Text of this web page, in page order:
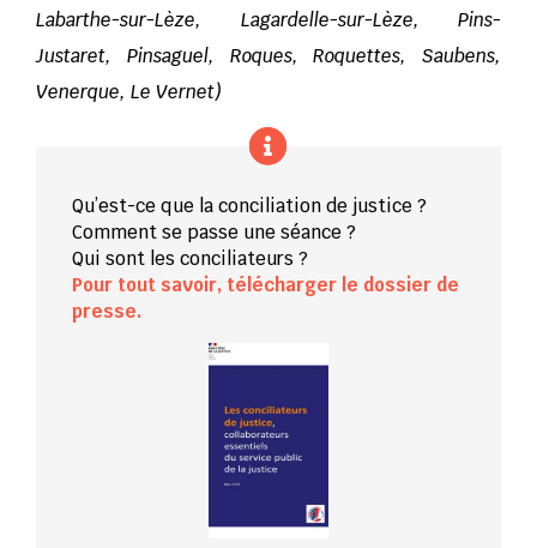
Labarthe-sur-Lèze, Lagardelle-sur-Lèze, Pins-
Justaret, Pinsaguel, Roques, Roquettes, Saubens,
Venerque, Le Vernet)
Qu’est-ce que la conciliation de justice ?
Comment se passe une séance ?
Qui sont les conciliateurs ?
Pour tout savoir, télécharger le dossier de
presse.